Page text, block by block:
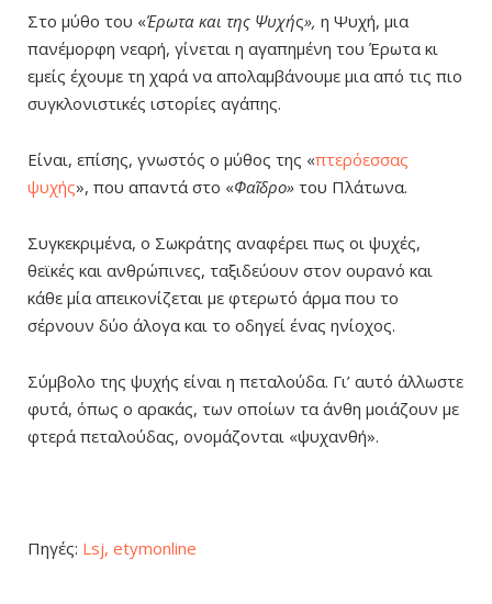
Στο μύθο του «Έρωτα και της Ψυχής», η Ψυχή, μια
πανέμορφη νεαρή, γίνεται η αγαπημένη του Έρωτα κι
εμείς έχουμε τη χαρά να απολαμβάνουμε μια από τις πιο
συγκλονιστικές ιστορίες αγάπης.
Είναι, επίσης, γνωστός ο μύθος της «πτερόεσσας
ψυχής», που απαντά στο «Φαῖδρο» του Πλάτωνα.
Συγκεκριμένα, ο Σωκράτης αναφέρει πως οι ψυχές,
θεϊκές και ανθρώπινες, ταξιδεύουν στον ουρανό και
κάθε μία απεικονίζεται με φτερωτό άρμα που το
σέρνουν δύο άλογα και το οδηγεί ένας ηνίοχος.
Σύμβολο της ψυχής είναι η πεταλούδα. Γι’ αυτό άλλωστε
φυτά, όπως ο αρακάς, των οποίων τα άνθη μοιάζουν με
φτερά πεταλούδας, ονομάζονται «ψυχανθή».
Πηγές: Lsj, etymonline